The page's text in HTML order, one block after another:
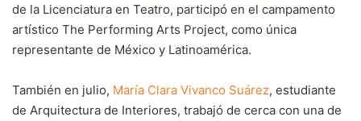
de la Licenciatura en Teatro, participó en el campamento
artístico The Performing Arts Project, como única
representante de México y Latinoamérica.
También en julio, María Clara Vivanco Suárez, estudiante
de Arquitectura de Interiores, trabajó de cerca con una de